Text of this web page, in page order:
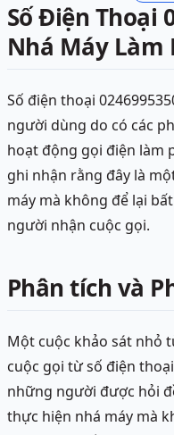
Số Điện Thoại
Nhá Máy Làm
Số điện thoại
người dùng do có các
hoạt động gọi điện làm
ghi nhận rằng đây là
máy mà không để lại
người nhận cuộc gọi.
Phân tích và
Một cuộc khảo sát nhỏ
cuộc gọi từ số điện
những người được hỏi
thực hiện nhá máy mà